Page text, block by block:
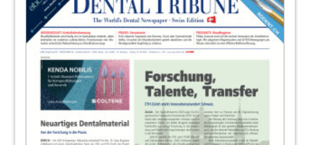
Redaktion
23Zahnpflege auf neuem Level –
Wirkstoffinnovation Stannous Fluorid
bekämpft Bakterien.
Redaktion